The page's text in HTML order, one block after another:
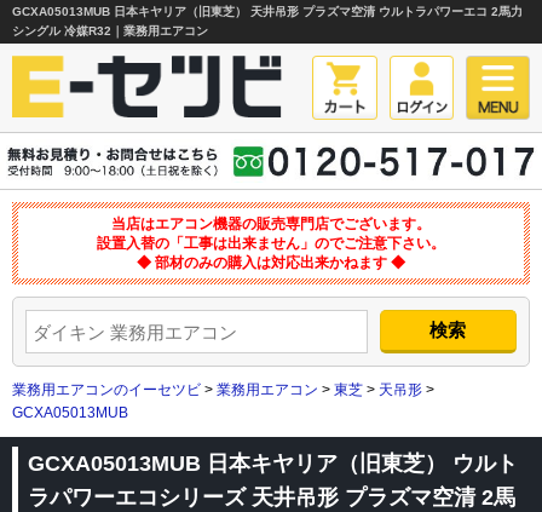
GCXA05013MUB 日本キヤリア（旧東芝） 天井吊形 プラズマ空清 ウルトラパワーエコ 2馬力
シングル 冷媒R32｜業務用エアコン
当店はエアコン機器の販売専門店でございます。
設置入替の「工事は出来ません」のでご注意下さい。
◆ 部材のみの購入は対応出来かねます ◆
業務用エアコンのイーセツビ > 業務用エアコン > 東芝 > 天吊形 >
GCXA05013MUB
GCXA05013MUB 日本キヤリア（旧東芝） ウルト
ラパワーエコシリーズ 天井吊形 プラズマ空清 2馬